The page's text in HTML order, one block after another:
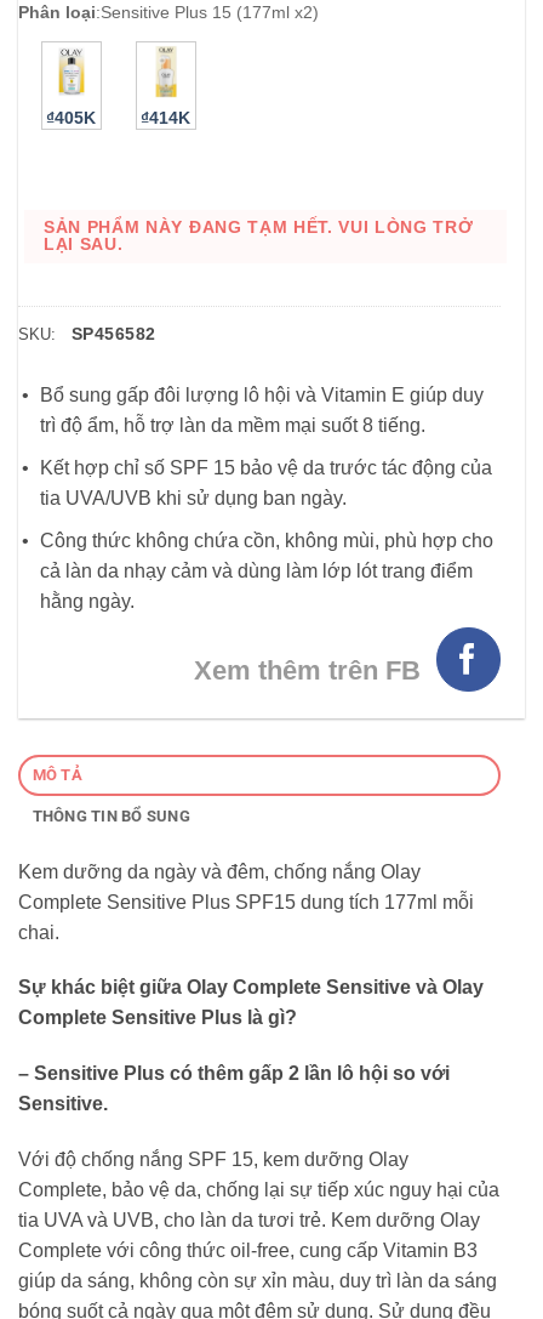
Phân loại:Sensitive Plus 15 (177ml x2)
₫405K ₫414K
SẢN PHẨM NÀY ĐANG TẠM HẾT. VUI LÒNG TRỞ
LẠI SAU.
SKU: SP456582
Bổ sung gấp đôi lượng lô hội và Vitamin E giúp duy
trì độ ẩm, hỗ trợ làn da mềm mại suốt 8 tiếng.
Kết hợp chỉ số SPF 15 bảo vệ da trước tác động của
tia UVA/UVB khi sử dụng ban ngày.
Công thức không chứa cồn, không mùi, phù hợp cho
cả làn da nhạy cảm và dùng làm lớp lót trang điểm
hằng ngày.
Xem thêm trên FB
MÔ TẢ
THÔNG TIN BỔ SUNG
Kem dưỡng da ngày và đêm, chống nắng Olay
Complete Sensitive Plus SPF15 dung tích 177ml mỗi
chai.
Sự khác biệt giữa Olay Complete Sensitive và Olay
Complete Sensitive Plus là gì?
– Sensitive Plus có thêm gấp 2 lần lô hội so với
Sensitive.
Với độ chống nắng SPF 15, kem dưỡng Olay
Complete, bảo vệ da, chống lại sự tiếp xúc nguy hại của
tia UVA và UVB, cho làn da tươi trẻ. Kem dưỡng Olay
Complete với công thức oil-free, cung cấp Vitamin B3
giúp da sáng, không còn sự xỉn màu, duy trì làn da sáng
bóng suốt cả ngày qua một đêm sử dụng. Sử dụng đều